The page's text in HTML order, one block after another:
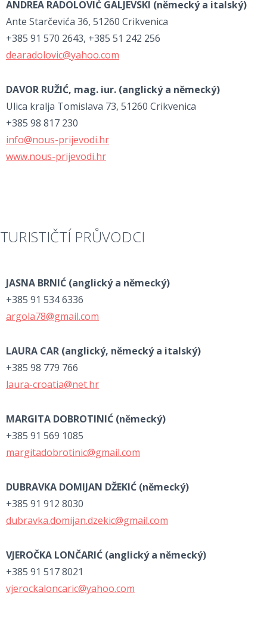
ANDREA RADOLOVIĆ GALJEVSKI (německý a italský)
Ante Starčevića 36, 51260 Crikvenica
+385 91 570 2643, +385 51 242 256
dearadolovic@yahoo.com
DAVOR RUŽIĆ, mag. iur. (anglický a německý)
Ulica kralja Tomislava 73, 51260 Crikvenica
+385 98 817 230
info@nous-prijevodi.hr
www.nous-prijevodi.hr
TURISTIČTÍ PRŮVODCI
JASNA BRNIĆ (anglický a německý)
+385 91 534 6336
argola78@gmail.com
LAURA CAR (anglický, německý a italský)
+385 98 779 766
laura-croatia@net.hr
MARGITA DOBROTINIĆ (německý)
+385 91 569 1085
margitadobrotinic@gmail.com
DUBRAVKA DOMIJAN DŽEKIĆ (německý)
+385 91 912 8030
dubravka.domijan.dzekic@gmail.com
VJEROČKA LONČARIĆ (anglický a německý)
+385 91 517 8021
vjerockaloncaric@yahoo.com